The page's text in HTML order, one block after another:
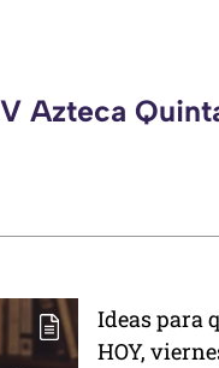
Azteca
Ideas para
HOY,